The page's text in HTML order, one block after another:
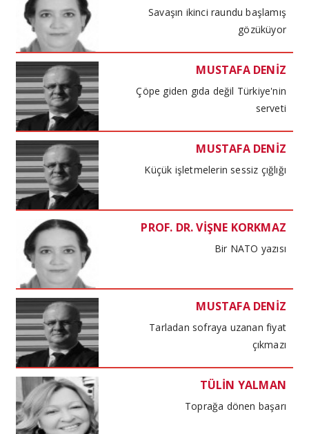
Savaşın ikinci raundu başlamış
gözüküyor
MUSTAFA DENİZ
Çöpe giden gıda değil Türkiye'nin
serveti
MUSTAFA DENİZ
Küçük işletmelerin sessiz çığlığı
PROF. DR. VİŞNE KORKMAZ
Bir NATO yazısı
MUSTAFA DENİZ
Tarladan sofraya uzanan fiyat
çıkmazı
TÜLİN YALMAN
Toprağa dönen başarı